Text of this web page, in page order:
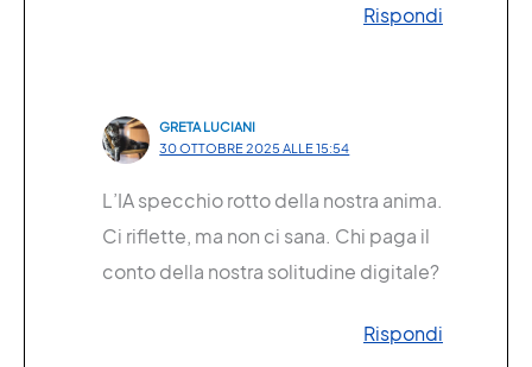
Rispondi
GRETA LUCIANI
30 OTTOBRE 2025 ALLE 15:54
L’IA specchio rotto della nostra anima.
Ci riflette, ma non ci sana. Chi paga il
conto della nostra solitudine digitale?
Rispondi